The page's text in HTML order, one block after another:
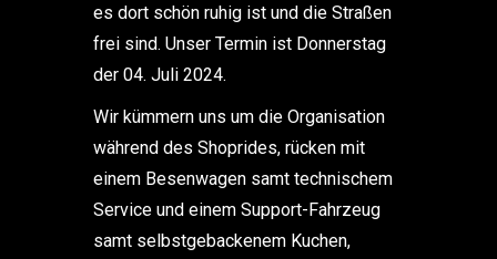
es dort schön ruhig ist und die Straßen
frei sind. Unser Termin ist Donnerstag
der 04. Juli 2024.
Wir kümmern uns um die Organisation
während des Shoprides, rücken mit
einem Besenwagen samt technischem
Service und einem Support-Fahrzeug
samt selbstgebackenem Kuchen,